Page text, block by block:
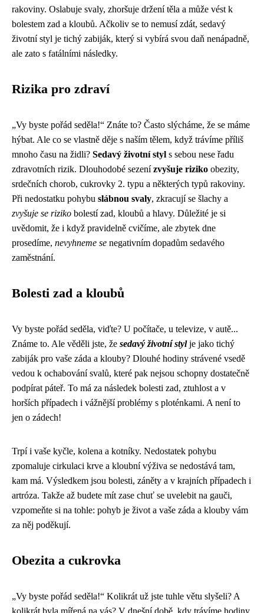
rakoviny. Oslabuje svaly, zhoršuje držení těla a může vést k
bolestem zad a kloubů. Ačkoliv se to nemusí zdát, sedavý
životní styl je tichý zabiják, který si vybírá svou daň nenápadně,
ale zato s fatálními následky.
Rizika pro zdraví
„Vy byste pořád seděla!“ Znáte to? Často slýcháme, že se máme
hýbat. Ale co se vlastně děje s naším tělem, když trávíme příliš
mnoho času na židli? Sedavý životní styl s sebou nese řadu
zdravotních rizik. Dlouhodobé sezenízvyšuje riziko obezity,
srdečních chorob, cukrovky 2. typu a některých typů rakoviny.
Při nedostatku pohybu slábnou svaly, zkracují se šlachy a
zvyšuje se riziko bolestí zad, kloubů a hlavy. Důležité je si
uvědomit, že i když pravidelně cvičíme, ale zbytek dne
prosedíme, nevyhneme se negativním dopadům sedavého
zaměstnání.
Bolesti zad a kloubů
Vy byste pořád seděla, viďte? U počítače, u televize, v autě...
Známe to. Ale věděli jste, že sedavý životní stylje jako tichý
zabiják pro vaše záda a klouby? Dlouhé hodiny strávené vsedě
vedou k ochabování svalů, které pak nejsou schopny dostatečně
podpírat páteř. To má za následek bolesti zad, ztuhlost a v
horších případech i vážnější problémy s ploténkami. A není to
jen o zádech!
Trpí i vaše kyčle, kolena a kotníky. Nedostatek pohybu
zpomaluje cirkulaci krve a kloubní výživa se nedostává tam,
kam má. Výsledkem jsou bolesti, záněty a v krajních případech i
artróza. Takže až budete mít zase chuť se uvelebit na gauči,
vzpomeňte si na tohle: pohyb je život a vaše záda a klouby vám
za něj poděkují.
Obezita a cukrovka
„Vy byste pořád seděla!“ Kolikrát už jste tuhle větu slyšeli? A
kolikrát byla mířená na vás? V dnešní době, kdy trávíme hodiny